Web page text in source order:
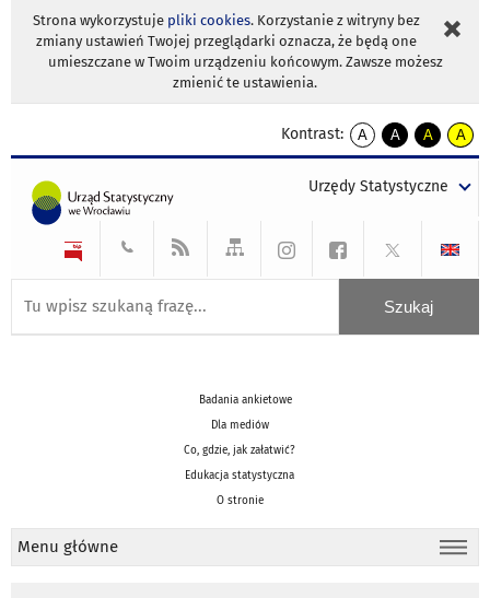
Strona wykorzystuje pliki cookies. Korzystanie z witryny bez
zmiany ustawień Twojej przeglądarki oznacza, że będą one
umieszczane w Twoim urządzeniu końcowym. Zawsze możesz
zmienić te ustawienia.
Kontrast:
A
kontrast
A
kontrast
tekst
czarnym
A
kontrast
tekst
czarnym
A
tekst
żółtym
Urzędy Statystyczne
Badania ankietowe
Dla mediów
Co, gdzie, jak załatwić?
Edukacja statystyczna
O stronie
Menu główne